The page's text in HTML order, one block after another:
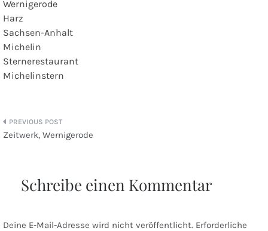
Wernigerode
Harz
Sachsen-Anhalt
Michelin
Sternerestaurant
Michelinstern
Beitragsnavigation
Zeitwerk, Wernigerode
Schreibe einen Kommentar
Deine E-Mail-Adresse wird nicht veröffentlicht. Erforderliche